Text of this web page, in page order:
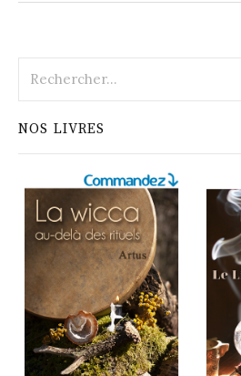
NOS LIVRES